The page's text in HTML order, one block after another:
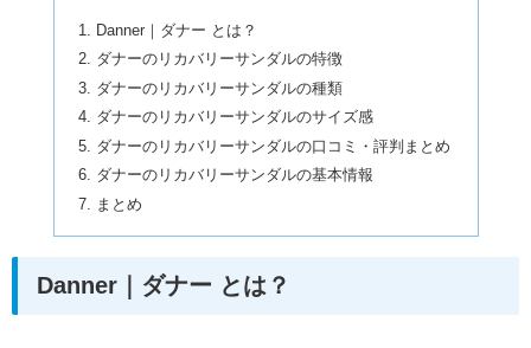
Danner｜ダナー とは？
ダナーのリカバリーサンダルの特徴
ダナーのリカバリーサンダルの種類
ダナーのリカバリーサンダルのサイズ感
ダナーのリカバリーサンダルの口コミ・評判まとめ
ダナーのリカバリーサンダルの基本情報
まとめ
Danner｜ダナー とは？